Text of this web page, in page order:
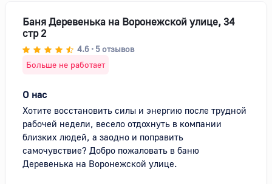
Баня Деревенька на Воронежской улице, 34
стр 2
4.6 • 5отзывов
Больше не работает
О нас
Хотите восстановить силы и энергию после трудной
рабочей недели, весело отдохнуть в компании
близких людей, а заодно и поправить
самочувствие? Добро пожаловать в баню
Деревенька на Воронежской улице.